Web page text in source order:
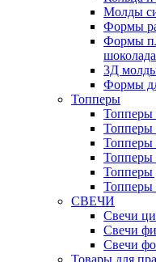
Молды
Формы
Формы
шоколада
3Д
Формы
Топперы
Топперы
Топперы
Топперы
Топперы
Топперы
СВЕЧИ
Свечи
Свечи
Свечи
Товары для